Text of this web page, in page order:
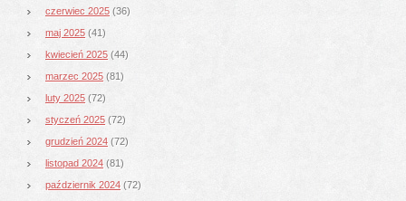
czerwiec 2025 (36)
maj 2025 (41)
kwiecień 2025 (44)
marzec 2025 (81)
luty 2025 (72)
styczeń 2025 (72)
grudzień 2024 (72)
listopad 2024 (81)
październik 2024 (72)